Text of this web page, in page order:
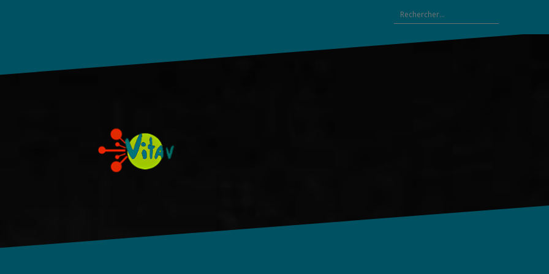
Rechercher :